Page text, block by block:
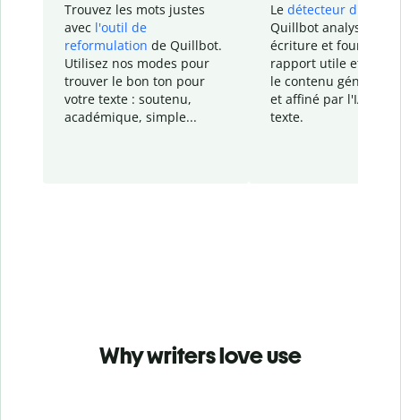
Trouvez les mots justes
avec l'outil de
reformulation de Quillbot.
Utilisez nos modes pour
trouver le bon ton pour
votre texte : soutenu,
académique, simple...
Le détecteur d'IA
Quillbot analyse votre
écriture et fournit un
rapport utile et
le contenu généré
et affiné par l'IA
texte.
Why writers love use